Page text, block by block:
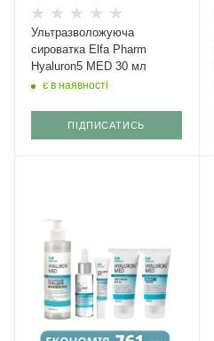
Ультразволожуюча
сироватка Elfa Pharm
Hyaluron5 MED 30 мл
є в наявності
ПІДПИСАТИСЬ